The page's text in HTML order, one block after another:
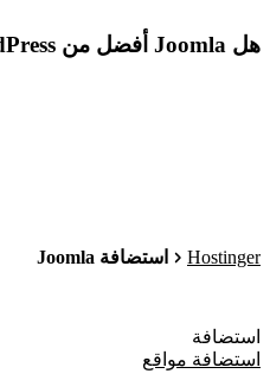
هل Joomla أفضل من WordPress؟
Hostinger استضافة Joomla
استضافة
استضافة مواقع